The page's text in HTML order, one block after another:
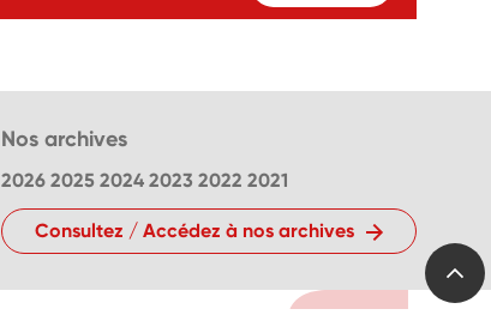
Nos archives
2026 2025 2024 2023 2022 2021
Consultez / Accédez à nos archives